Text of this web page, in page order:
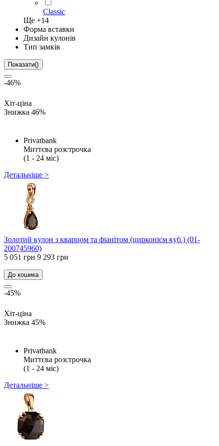
Classic
Ще +14
Форма вставки
Дизайн кулонів
Тип замків
Показати()
-46%
Хіт-ціна
Знижка 46%
Privatbank
Миттєва розстрочка
(1 - 24 міс)
Детальніше >
Золотий кулон з кварцом та фіанітом (цирконієм куб.) (01-
200745960)
5 051 грн 9 293 грн
До кошика
-45%
Хіт-ціна
Знижка 45%
Privatbank
Миттєва розстрочка
(1 - 24 міс)
Детальніше >